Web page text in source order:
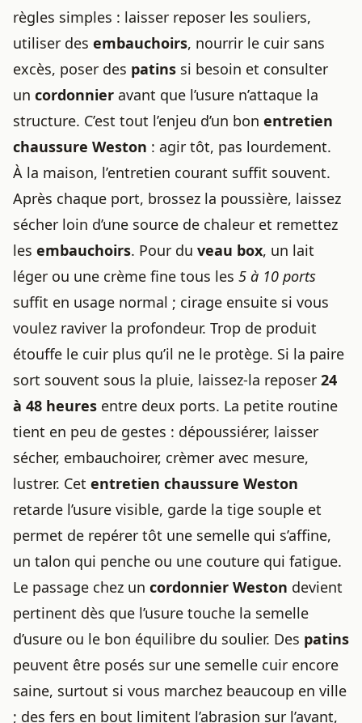
règles simples : laisser reposer les souliers,
utiliser des embauchoirs, nourrir le cuir sans
excès, poser des patins si besoin et consulter
un cordonnier avant que l’usure n’attaque la
structure. C’est tout l’enjeu d’un bon entretien
chaussure Weston : agir tôt, pas lourdement.
À la maison, l’entretien courant suffit souvent.
Après chaque port, brossez la poussière, laissez
sécher loin d’une source de chaleur et remettez
les embauchoirs. Pour du veau box, un lait
léger ou une crème fine tous les 5 à 10 ports
suffit en usage normal ; cirage ensuite si vous
voulez raviver la profondeur. Trop de produit
étouffe le cuir plus qu’il ne le protège. Si la paire
sort souvent sous la pluie, laissez-la reposer 24
à 48 heures entre deux ports. La petite routine
tient en peu de gestes : dépoussiérer, laisser
sécher, embauchoirer, crèmer avec mesure,
lustrer. Cet entretien chaussure Weston
retarde l’usure visible, garde la tige souple et
permet de repérer tôt une semelle qui s’affine,
un talon qui penche ou une couture qui fatigue.
Le passage chez un cordonnier Weston devient
pertinent dès que l’usure touche la semelle
d’usure ou le bon équilibre du soulier. Des patins
peuvent être posés sur une semelle cuir encore
saine, surtout si vous marchez beaucoup en ville
; des fers en bout limitent l’abrasion sur l’avant,